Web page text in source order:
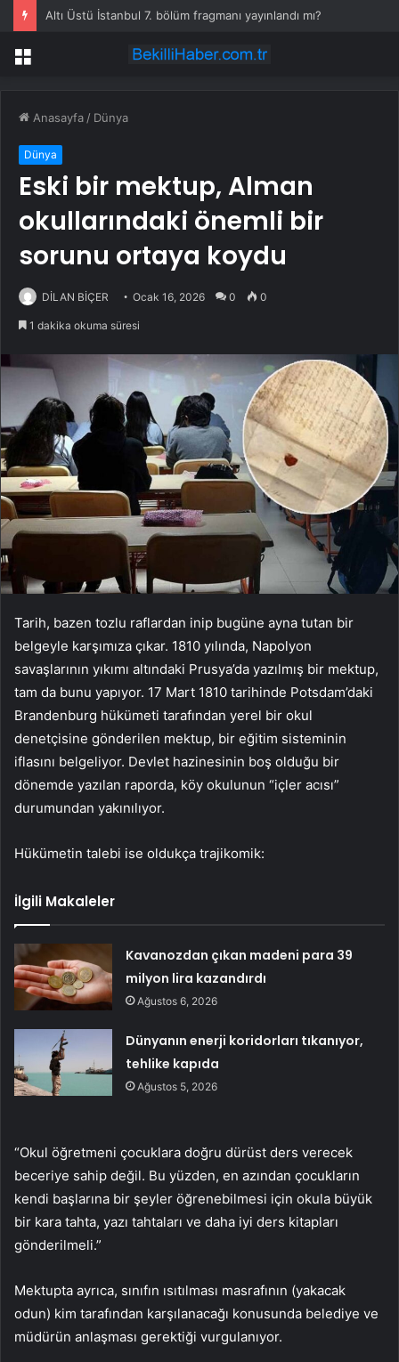
Altı Üstü İstanbul 7. bölüm fragmanı yayınlandı mı?
Menü
Anasayfa / Dünya
Dünya
Eski bir mektup, Alman
okullarındaki önemli bir
sorunu ortaya koydu
DİLAN BİÇER Ocak 16, 2026 0 0
1 dakika okuma süresi
Tarih, bazen tozlu raflardan inip bugüne ayna tutan bir
belgeyle karşımıza çıkar. 1810 yılında, Napolyon
savaşlarının yıkımı altındaki Prusya’da yazılmış bir mektup,
tam da bunu yapıyor. 17 Mart 1810 tarihinde Potsdam’daki
Brandenburg hükümeti tarafından yerel bir okul
denetçisine gönderilen mektup, bir eğitim sisteminin
iflasını belgeliyor. Devlet hazinesinin boş olduğu bir
dönemde yazılan raporda, köy okulunun “içler acısı”
durumundan yakınılıyor.
Hükümetin talebi ise oldukça trajikomik:
İlgili Makaleler
Kavanozdan çıkan madeni para 39
milyon lira kazandırdı
Ağustos 6, 2026
Dünyanın enerji koridorları tıkanıyor,
tehlike kapıda
Ağustos 5, 2026
“Okul öğretmeni çocuklara doğru dürüst ders verecek
beceriye sahip değil. Bu yüzden, en azından çocukların
kendi başlarına bir şeyler öğrenebilmesi için okula büyük
bir kara tahta, yazı tahtaları ve daha iyi ders kitapları
gönderilmeli.”
Mektupta ayrıca, sınıfın ısıtılması masrafının (yakacak
odun) kim tarafından karşılanacağı konusunda belediye ve
müdürün anlaşması gerektiği vurgulanıyor.